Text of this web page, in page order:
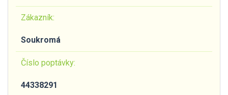
Zákazník:
Soukromá
Číslo poptávky:
44338291